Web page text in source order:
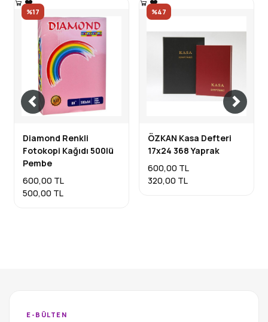
%17
Diamond Renkli
Fotokopi Kağıdı 500lü
Pembe
600,00 TL
500,00 TL
%47
ÖZKAN Kasa Defteri
17x24 368 Yaprak
600,00 TL
320,00 TL
E-BÜLTEN